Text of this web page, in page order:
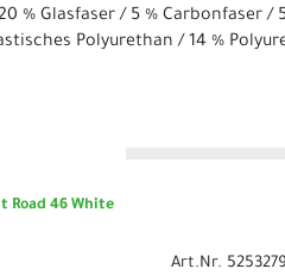
% Glasfaser / 5 % Carbonfaser
Polyurethan / 14 %
Road 46 White
Art.Nr. 5253279